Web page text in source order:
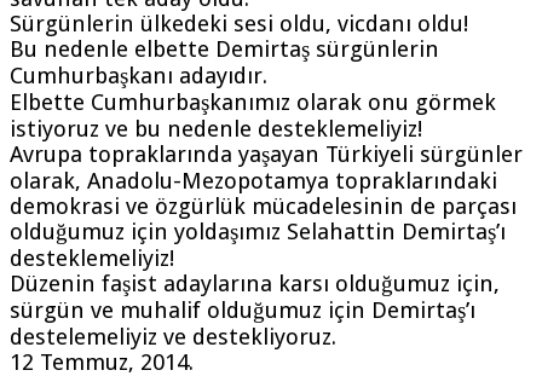
Sürgünlerin ülkedeki sesi oldu, vicdanı oldu!
Bu nedenle elbette Demirtaş sürgünlerin
Cumhurbaşkanı adayıdır.
Elbette Cumhurbaşkanımız olarak onu görmek
istiyoruz ve bu nedenle desteklemeliyiz!
Avrupa topraklarında yaşayan Türkiyeli sürgünler
olarak, Anadolu-Mezopotamya topraklarındaki
demokrasi ve özgürlük mücadelesinin de parçası
olduğumuz için yoldaşımız Selahattin Demirtaş’ı
desteklemeliyiz!
Düzenin faşist adaylarına karsı olduğumuz için,
sürgün ve muhalif olduğumuz için Demirtaş’ı
destelemeliyiz ve destekliyoruz.
12 Temmuz, 2014.